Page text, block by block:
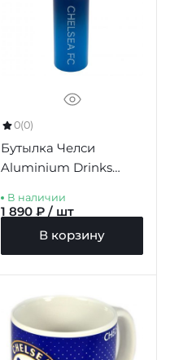
0(0)
Бутылка Челси
Aluminium Drinks
В наличии
1 890 ₽ / шт
В корзину